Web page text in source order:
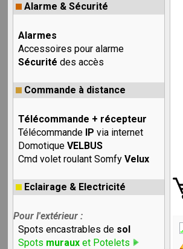
Alarme & Sécurité
Alarmes
Accessoires pour alarme
Sécurité des accès
Commande à distance
Télécommande + récepteur
Télécommande IP via internet
DomotiqueVELBUS
Cmd volet roulant SomfyVelux
Eclairage & Electricité
Pour l'extérieur :
Spots encastrables de sol
Spots muraux et Potelets